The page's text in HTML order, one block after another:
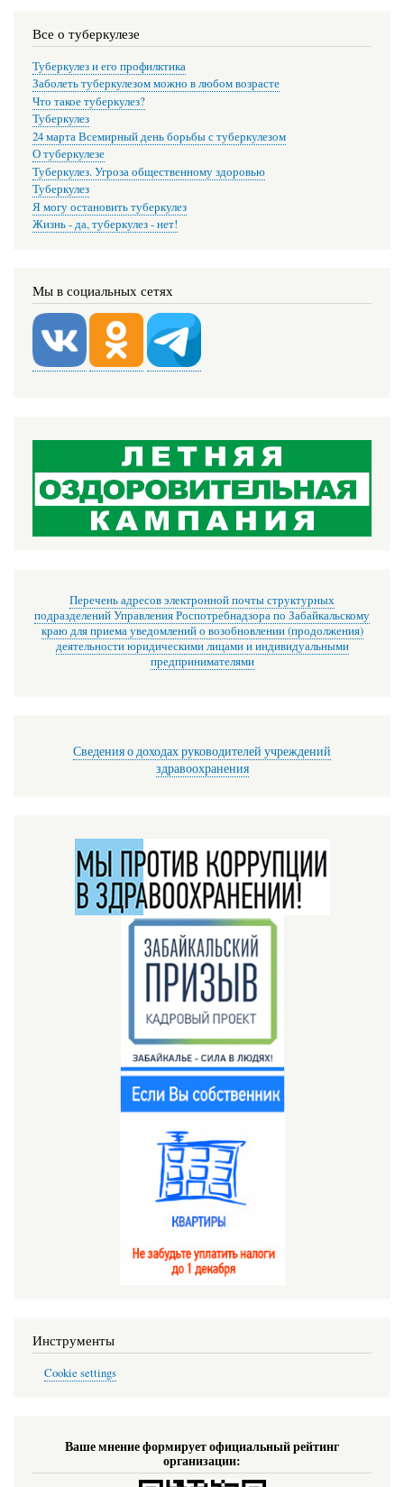
Все о туберкулезе
Туберкулез и его профилктика
Заболеть туберкулезом можно в любом возрасте
Что такое туберкулез?
Туберкулез
24 марта Всемирный день борьбы с туберкулезом
О туберкулезе
Туберкулез. Угроза общественному здоровью
Туберкулез
Я могу остановить туберкулез
Жизнь - да, туберкулез - нет!
Мы в социальных сетях
Перечень адресов электронной почты структурных
подразделений Управления Роспотребнадзора по Забайкальскому
краю для приема уведомлений о возобновлении (продолжения)
деятельности юридическими лицами и индивидуальными
предпринимателями
Сведения о доходах руководителей учреждений
здравоохранения
Инструменты
Cookie settings
Ваше мнение формирует официальный рейтинг
организации: